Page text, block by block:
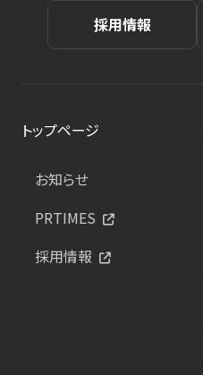
採用情報
トップページ
お知らせ
PRTIMES
採用情報